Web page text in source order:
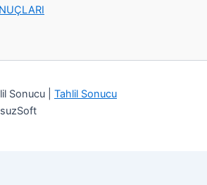
Sonucu | Tahlil Sonucu